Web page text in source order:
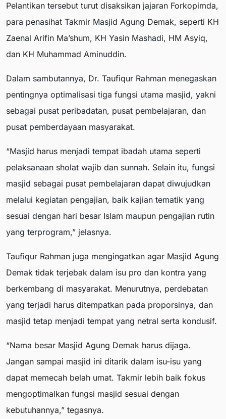
Pelantikan tersebut turut disaksikan jajaran Forkopimda,
para penasihat Takmir Masjid Agung Demak, seperti KH
Zaenal Arifin Ma’shum, KH Yasin Mashadi, HM Asyiq,
dan KH Muhammad Aminuddin.
Dalam sambutannya, Dr. Taufiqur Rahman menegaskan
pentingnya optimalisasi tiga fungsi utama masjid, yakni
sebagai pusat peribadatan, pusat pembelajaran, dan
pusat pemberdayaan masyarakat.
“Masjid harus menjadi tempat ibadah utama seperti
pelaksanaan sholat wajib dan sunnah. Selain itu, fungsi
masjid sebagai pusat pembelajaran dapat diwujudkan
melalui kegiatan pengajian, baik kajian tematik yang
sesuai dengan hari besar Islam maupun pengajian rutin
yang terprogram,” jelasnya.
Taufiqur Rahman juga mengingatkan agar Masjid Agung
Demak tidak terjebak dalam isu pro dan kontra yang
berkembang di masyarakat. Menurutnya, perdebatan
yang terjadi harus ditempatkan pada proporsinya, dan
masjid tetap menjadi tempat yang netral serta kondusif.
“Nama besar Masjid Agung Demak harus dijaga.
Jangan sampai masjid ini ditarik dalam isu-isu yang
dapat memecah belah umat. Takmir lebih baik fokus
mengoptimalkan fungsi masjid sesuai dengan
kebutuhannya,” tegasnya.